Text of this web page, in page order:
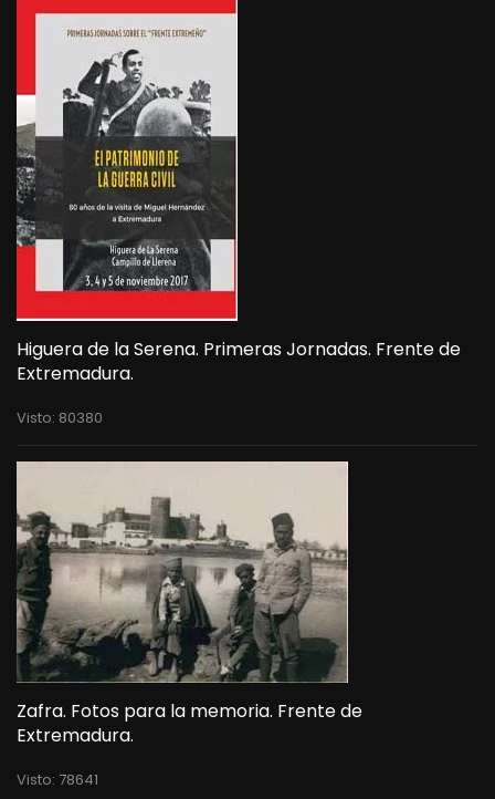
Higuera de la Serena. Primeras Jornadas. Frente de
Extremadura.
Visto: 80380
Zafra. Fotos para la memoria. Frente de
Extremadura.
Visto: 78641